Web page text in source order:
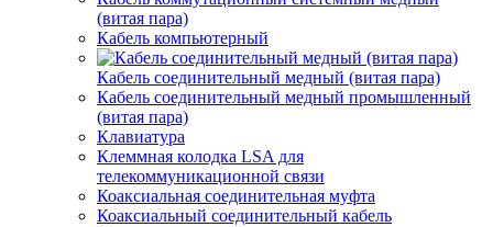
(витая пара)
Кабель компьютерный
Кабель соединительный медный (витая пара)
Кабель соединительный медный промышленный
(витая пара)
Клавиатура
Клеммная колодка LSA для
телекоммуникационной связи
Коаксиальная соединительная муфта
Коаксиальный соединительный кабель